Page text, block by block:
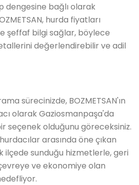
dengesine bağlı olarak
hurda fiyatları
şeffaf bilgi sağlar, böylece
değerlendirebilir ve adil
sürecinizde, BOZMETSAN'ın
olarak Gaziosmanpaşa'da
seçenek olduğunu göreceksiniz.
arasında öne çıkan
ilçede sunduğu hizmetlerle, geri
ve ekonomiye olan